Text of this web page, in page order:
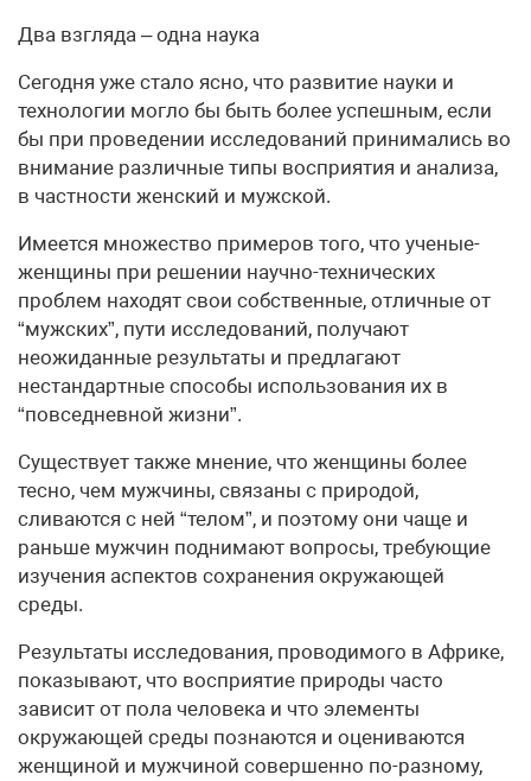
Два взгляда – одна наука
Сегодня уже стало ясно, что развитие науки и
технологии могло бы быть более успешным, если
бы при проведении исследований принимались во
внимание различные типы восприятия и анализа,
в частности женский и мужской.
Имеется множество примеров того, что ученые-
женщины при решении научно-технических
проблем находят свои собственные, отличные от
“мужских”, пути исследований, получают
неожиданные результаты и предлагают
нестандартные способы использования их в
“повседневной жизни”.
Существует также мнение, что женщины более
тесно, чем мужчины, связаны с природой,
сливаются с ней “телом”, и поэтому они чаще и
раньше мужчин поднимают вопросы, требующие
изучения аспектов сохранения окружающей
среды.
Результаты исследования, проводимого в Африке,
показывают, что восприятие природы часто
зависит от пола человека и что элементы
окружающей среды познаются и оцениваются
женщиной и мужчиной совершенно по-разному,